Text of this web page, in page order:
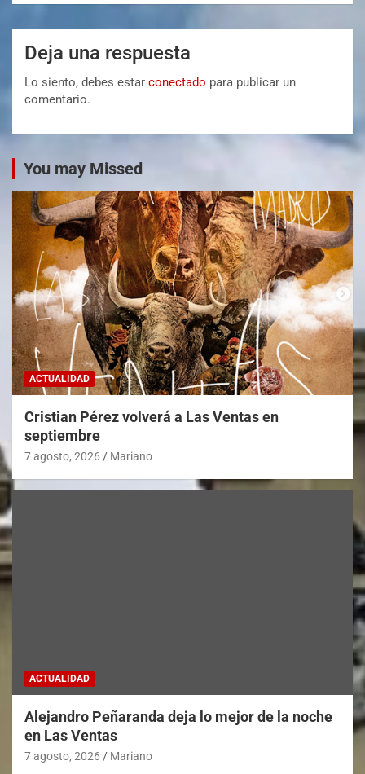
Deja una respuesta
Lo siento, debes estar conectado para publicar un
comentario.
You may Missed
ACTUALIDAD
Cristian Pérez volverá a Las Ventas en
septiembre
7 agosto, 2026 Mariano
ACTUALIDAD
Alejandro Peñaranda deja lo mejor de la noche
en Las Ventas
7 agosto, 2026 Mariano